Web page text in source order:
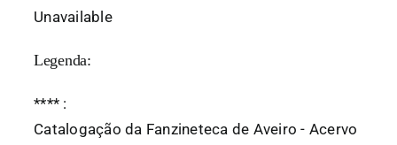
Unavailable
Legenda:
**** :
Catalogação da Fanzineteca de Aveiro - Acervo